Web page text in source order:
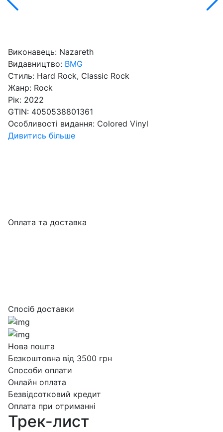
Виконавець: Nazareth
Видавництво: BMG
Стиль: Hard Rock, Classic Rock
Жанр: Rock
Рік: 2022
GTIN: 4050538801361
Особливості видання: Colored Vinyl
Дивитись більше
Оплата та доставка
Спосіб доставки
Нова пошта
Безкоштовна від 3500 грн
Способи оплати
Онлайн оплата
Безвідсотковий кредит
Оплата при отриманні
Трек-лист